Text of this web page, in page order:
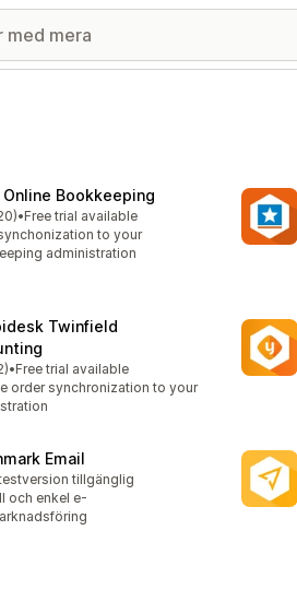
Online Bookkeeping
stjärnor
totalt
•Free trial available
to your
administration
Twinfield
stjärnor
totalt
•Free trial available
order synchronization to your
Email
tillgänglig
och enkel e-